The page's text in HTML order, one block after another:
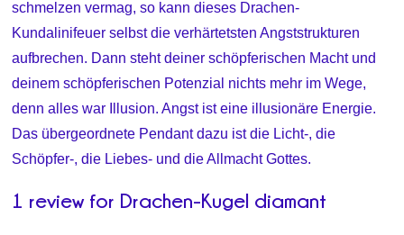
schmelzen vermag, so kann dieses Drachen-
Kundalinifeuer selbst die verhärtetsten Angststrukturen
aufbrechen. Dann steht deiner schöpferischen Macht und
deinem schöpferischen Potenzial nichts mehr im Wege,
denn alles war Illusion. Angst ist eine illusionäre Energie.
Das übergeordnete Pendant dazu ist die Licht-, die
Schöpfer-, die Liebes- und die Allmacht Gottes.
1 review for Drachen-Kugel diamant